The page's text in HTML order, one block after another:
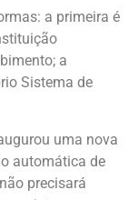
a primeira é
a
Sistema de
uma nova
automática de
precisará